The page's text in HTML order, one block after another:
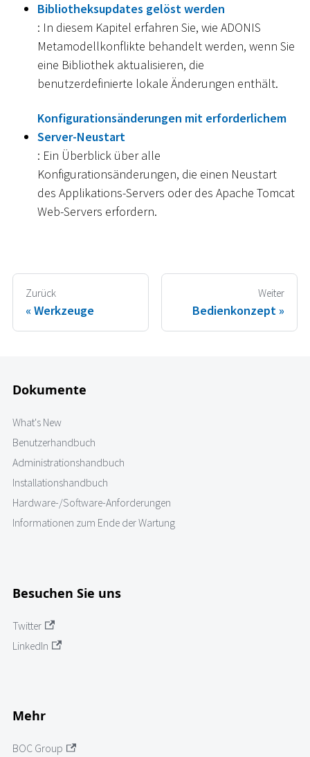
Bibliotheksupdates gelöst werden
: In diesem Kapitel erfahren Sie, wie ADONIS
Metamodellkonflikte behandelt werden, wenn Sie
eine Bibliothek aktualisieren, die
benutzerdefinierte lokale Änderungen enthält.
Konfigurationsänderungen mit erforderlichem
Server-Neustart
: Ein Überblick über alle
Konfigurationsänderungen, die einen Neustart
des Applikations-Servers oder des Apache Tomcat
Web-Servers erfordern.
Zurück
Werkzeuge
Weiter
Bedienkonzept
Dokumente
What's New
Benutzerhandbuch
Administrationshandbuch
Installationshandbuch
Hardware-/Software-Anforderungen
Informationen zum Ende der Wartung
Besuchen Sie uns
Twitter
LinkedIn
Mehr
BOC Group